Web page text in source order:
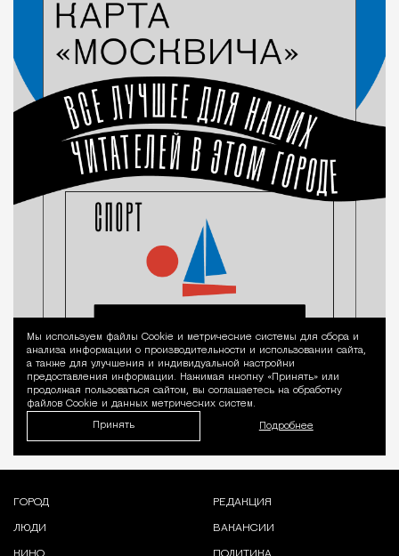
Уведомление
Мы используем файлы Сookie и метрические системы для сбора и
анализа информации о производительности и использовании сайта,
а также для улучшения и индивидуальной настройки
предоставления информации. Нажимая кнопку «Принять» или
продолжая пользоваться сайтом, вы соглашаетесь на обработку
файлов Cookie и данных метрических систем.
Принять Подробнее
ГОРОД
ЛЮДИ
РЕДАКЦИЯ
ВАКАНСИИ